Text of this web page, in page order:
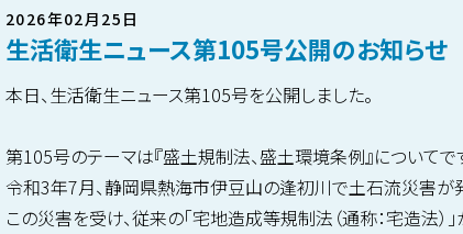
2026年02月25日
生活衛生ニュース第105号公開のお知らせ
本日、生活衛生ニュース第105号を公開しました。
第105号のテーマは『盛土規制法、盛土環境条例』についてで
令和3年7月、静岡県熱海市伊豆山の逢初川で土石流災害が
この災害を受け、従来の「宅地造成等規制法（通称：宅造法）